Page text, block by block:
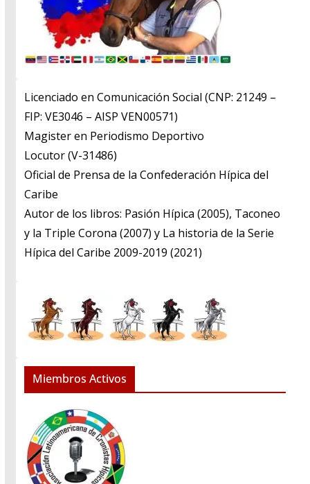
Licenciado en Comunicación Social (CNP: 21249 –
FIP: VE3046 – AISP VEN00571)
​Magister en Periodismo Deportivo
​Locutor (V-31486)
​Oficial de Prensa de la Confederación Hípica del
Caribe
​Autor de los libros: Pasión Hípica (2005), Taconeo
y la Triple Corona (2007) y La historia de la Serie
Hípica del Caribe 2009-2019 (2021)
Miembros Activos